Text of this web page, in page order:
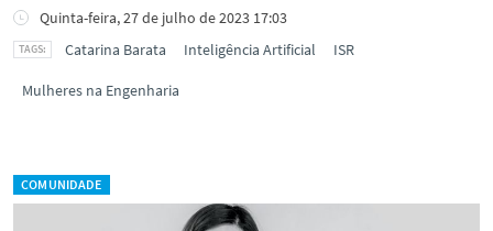
Quinta-feira, 27 de julho de 2023 17:03
Catarina Barata
Inteligência Artificial ISR
Mulheres na Engenharia
COMUNIDADE